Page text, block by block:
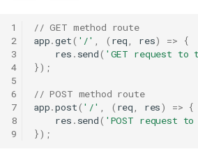
1
2
3
4
5
6
7
8
9
// GET method route
app.get( '/' , ( req, res) =>
{
res . send( 'GET request to
});
// POST method route
app.post( '/' , ( req, res) => {
res . send( 'POST request to
});